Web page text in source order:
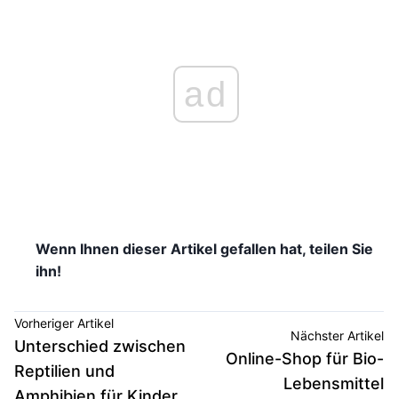
ad
Wenn Ihnen dieser Artikel gefallen hat, teilen Sie
ihn!
Vorheriger Artikel
Unterschied zwischen
Reptilien und
Nächster Artikel
Online-Shop für Bio-
Lebensmittel